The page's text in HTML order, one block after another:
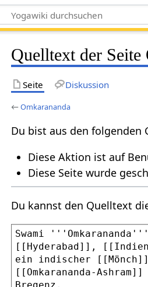
Quelltext der Seite
Seite Diskussion
←Omkarananda
Du bist aus den folgenden
Diese Aktion ist auf
Diese Seite wurde
Du kannst den Quelltext